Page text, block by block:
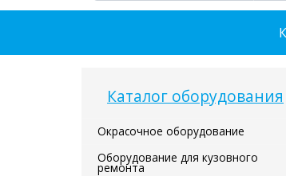
Каталог оборудования
Окрасочное оборудование
Оборудование для кузовного
ремонта